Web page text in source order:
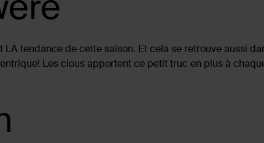
tendance de cette saison. Et cela se retrouve aussi
Les clous apportent ce petit truc en plus à